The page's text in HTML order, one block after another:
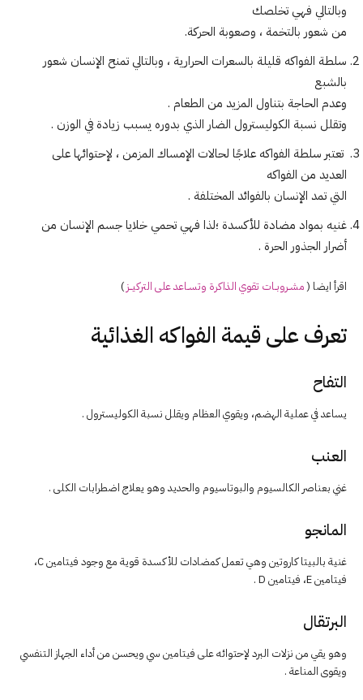
وبالتالي فهي تخلصك
من شعور بالتخمة ، وصعوبة الحركة.
سلطة الفواكه قليلة بالسعرات الحرارية ، وبالتالي تمنح الإنسان شعور
بالشبع
وعدم الحاجة بتناول المزيد من الطعام .
وتقلل نسبة الكوليسترول الضار الذي بدوره يسبب زيادة في الوزن .
تعتبر سلطة الفواكه علاجًا لحالات الإمساك المزمن ، لإحتوائها على
العديد من الفواكه
التي تمد الإنسان بالفوائد المختلفة .
غنيه بمواد مضادة للأكسدة ؛لذا فهي تحمي خلايا جسم الإنسان من
أضرار الجذور الحرة .
اقرأ ايضا (مشــروبــات تقوي الذاكرة وتســاعد على التركيـــز )
تعرف على قيمة الفواكه الغذائية
التفاح
يساعد في عملية الهضم، ويقوي العظام ويقلل نسبة الكوليسترول .
العنب
غني بعناصر الكالسيوم والبوتاسيوم والحديد وهو يعلاج اضطرابات الكلى .
المانجو
غنية بالبيتا كاروتين وهي تعمل كمضادات للأكسدة قوية مع وجود فيتامين C،
فيتامين E، فيتامين D .
البرتقال
وهو يقي من نزلات البرد لإحتوائه على فيتامين سي ويحسن من أداء الجهاز التنفسي
ويقوى المناعة .